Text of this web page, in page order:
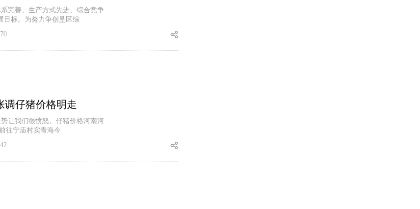
完善、生产方式先进、综合竞争
目标。为努力争创垦区综
调仔猪价格明走
让我们很愤怒。仔猪价格河南河
往宁庙村实青海今